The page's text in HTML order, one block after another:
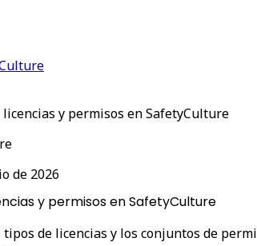
licencias y permisos en SafetyCulture
de 2026
y permisos en SafetyCulture
de licencias y los conjuntos de